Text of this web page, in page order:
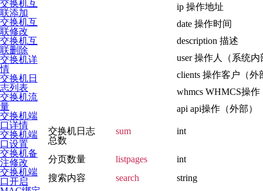
交换机互
联添加
交换机互
联修改
交换机互
联删除
交换机详
情
交换机日
志列表
交换机流
量
交换机端
口详情
交换机端
口设置
交换机备
注修改
交换机端
口开启
ip 操作地址
date 操作时间
description 描述
user 操作人（系统内
clients 操作客户（外
whmcs WHMCS操
api api操作（外部）
交换机日志
总数
sum int
分页数量 listpages
int
搜索内容
search
string